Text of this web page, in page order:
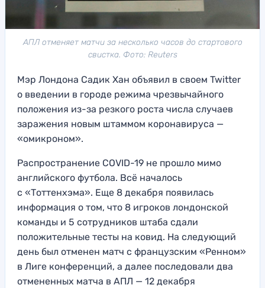
АПЛ отменяет матчи за несколько часов до стартового
свистка. Фото: Reuters
Мэр Лондона Садик Хан объявил в своем Twitter
о введении в городе режима чрезвычайного
положения из-за резкого роста числа случаев
заражения новым штаммом коронавируса —
«омикроном».
Распространение COVID-19 не прошло мимо
английского футбола. Всё началось
с «Тоттенхэма». Еще 8 декабря появилась
информация о том, что 8 игроков лондонской
команды и 5 сотрудников штаба сдали
положительные тесты на ковид. На следующий
день был отменен матч с французским «Ренном»
в Лиге конференций, а далее последовали два
отмененных матча в АПЛ — 12 декабря